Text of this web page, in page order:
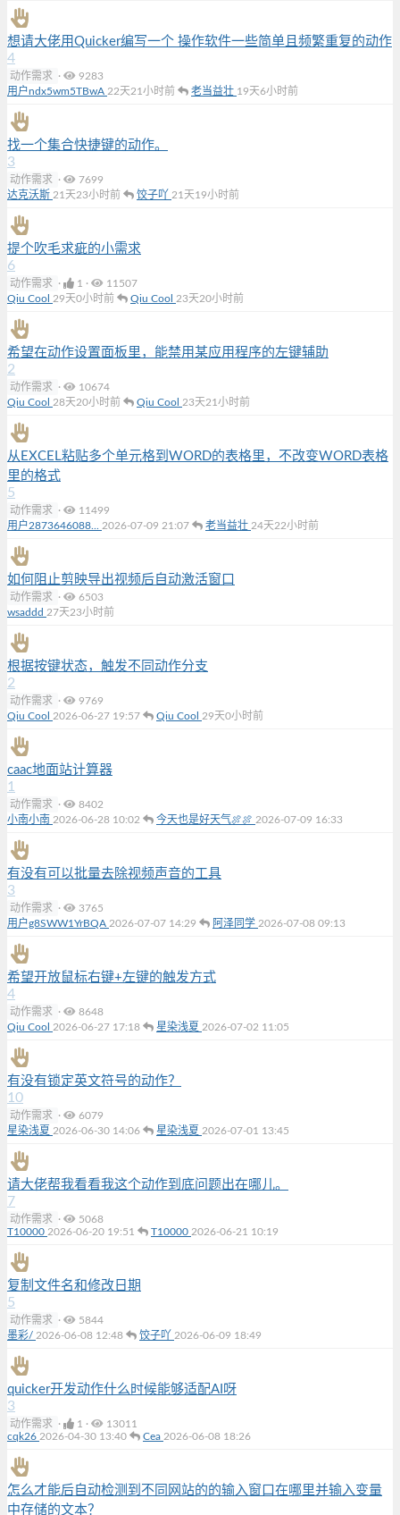
想请大佬用Quicker编写一个 操作软件一些简单且频繁重复的动作
4
动作需求 ·
9283
用户ndx5wm5TBwA 22天21小时前 老当益壮 19天6小时前
找一个集合快捷键的动作。
3
动作需求 ·
7699
达克沃斯 21天23小时前 饺子吖 21天19小时前
提个吹毛求疵的小需求
6
动作需求 · 1 ·
11507
Qiu Cool 29天0小时前 Qiu Cool 23天20小时前
希望在动作设置面板里，能禁用某应用程序的左键辅助
2
动作需求 ·
10674
Qiu Cool 28天20小时前 Qiu Cool 23天21小时前
从EXCEL粘贴多个单元格到WORD的表格里，不改变WORD表格
里的格式
5
动作需求 ·
11499
用户2873646088... 2026-07-09 21:07 老当益壮 24天22小时前
如何阻止剪映导出视频后自动激活窗口
动作需求 ·
6503
wsaddd 27天23小时前
根据按键状态，触发不同动作分支
2
动作需求 ·
9769
Qiu Cool 2026-06-27 19:57 Qiu Cool 29天0小时前
caac地面站计算器
1
动作需求 ·
8402
小南小南 2026-06-28 10:02 今天也是好天气🍖🍖 2026-07-09 16:33
有没有可以批量去除视频声音的工具
3
动作需求 ·
3765
用户g8SWW1YrBQA 2026-07-07 14:29 阿泽同学 2026-07-08 09:13
希望开放鼠标右键+左键的触发方式
4
动作需求 ·
8648
Qiu Cool 2026-06-27 17:18 星染浅夏 2026-07-02 11:05
有没有锁定英文符号的动作？
10
动作需求 ·
6079
星染浅夏 2026-06-30 14:06 星染浅夏 2026-07-01 13:45
请大佬帮我看看我这个动作到底问题出在哪儿。
7
动作需求 ·
5068
T10000 2026-06-20 19:51 T10000 2026-06-21 10:19
复制文件名和修改日期
5
动作需求 ·
5844
墨彩/ 2026-06-08 12:48 饺子吖 2026-06-09 18:49
quicker开发动作什么时候能够适配AI呀
3
动作需求 · 1 ·
13011
cqk26 2026-04-30 13:40 Cea 2026-06-08 18:26
怎么才能后自动检测到不同网站的的输入窗口在哪里并输入变量
中存储的文本？